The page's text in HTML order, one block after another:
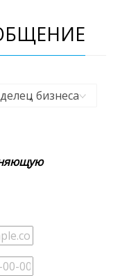
бизнеса
,